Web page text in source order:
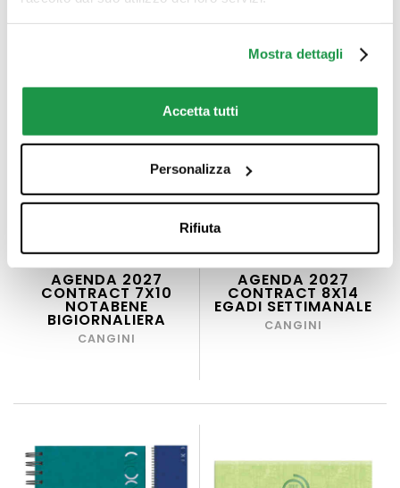
Mostra dettagli
Accetta tutti
Personalizza
Rifiuta
AGENDA 2027
CONTRACT 7X10
NOTABENE
BIGIORNALIERA
CANGINI
AGENDA 2027
CONTRACT 8X14
EGADI SETTIMANALE
CANGINI